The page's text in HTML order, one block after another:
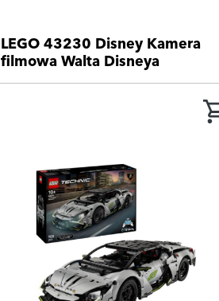
LEGO 43230 Disney Kamera
filmowa Walta Disneya